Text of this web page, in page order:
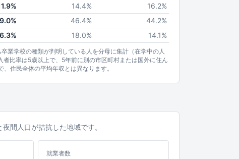
14.4%
16.2%
46.4%
44.2%
18.0% 14.1%
業学校の種類が判明している人を分母に集計（在学中の人
比率は5歳以上で、5年前に別の市区町村または国外に住ん
住民全体の平均年収とは異なります。
間人口が拮抗した地域です。
就業者数